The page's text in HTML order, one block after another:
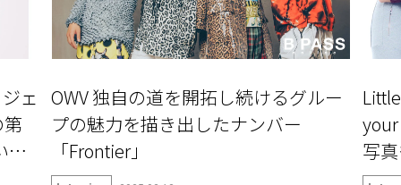
ェ
第
て
OWV 独自の道を開拓し続けるグルー
プの魅力を描き出したナンバー
「Frontier」
写